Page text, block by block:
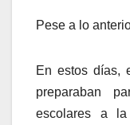
Pese a lo
En estos días,
preparaban
escolares a